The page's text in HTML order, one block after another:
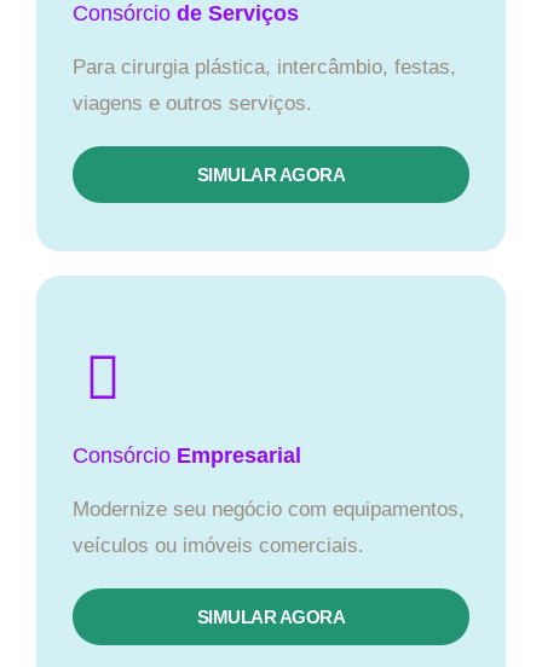
Consórcio de Serviços
Para cirurgia plástica, intercâmbio, festas,
viagens e outros serviços.
SIMULAR AGORA
Consórcio Empresarial
Modernize seu negócio com equipamentos,
veículos ou imóveis comerciais.
SIMULAR AGORA